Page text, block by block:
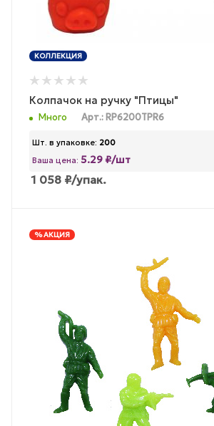
КОЛЛЕКЦИЯ
Колпачок на ручку "Птицы"
Много Арт.: RP6200TPR6
Шт. в упаковке: 200
Ваша цена: 5.29 ₽/шт
1 058 ₽/упак.
% АКЦИЯ